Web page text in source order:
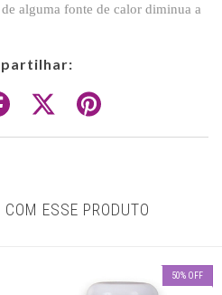
alguma fonte de calor diminua a
ESSE PRODUTO
50% OFF